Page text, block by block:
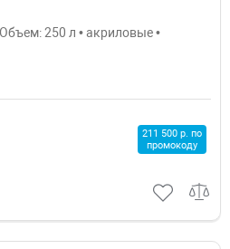
250 л • акриловые •
211 500 р. по
промокоду